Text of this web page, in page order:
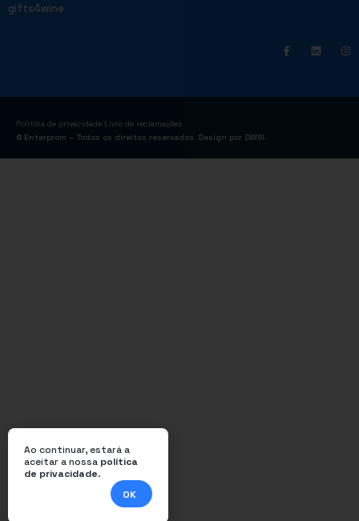
gifts4wine
Política de privacidade Livro de reclamações
© Enterprom – Todos os direitos reservados. Design por DWSI.
Ao continuar, estará a
aceitar a nossa política
de privacidade.
OK